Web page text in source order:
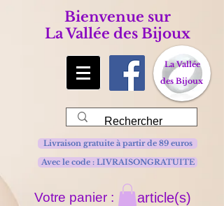
Bienvenue sur
La Vallée des Bijoux
La Vallée
des Bijoux
Avec le code : LIVRAISONGRATUITE
Livraison gratuite à partir de 89 euros
Votre panier : article(s)